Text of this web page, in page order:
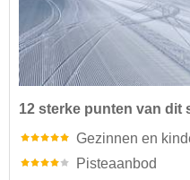
12 sterke punten van dit
Gezinnen en
Pisteaanbod